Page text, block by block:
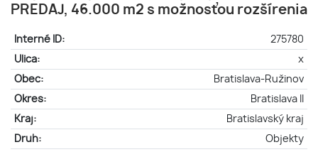
PREDAJ, 46.000 m2 s možnosťou rozšírenia
Interné ID:
275780
Ulica:
x
Obec:
Bratislava-Ružinov
Okres:
Bratislava II
Kraj:
Bratislavský kraj
Druh:
Objekty